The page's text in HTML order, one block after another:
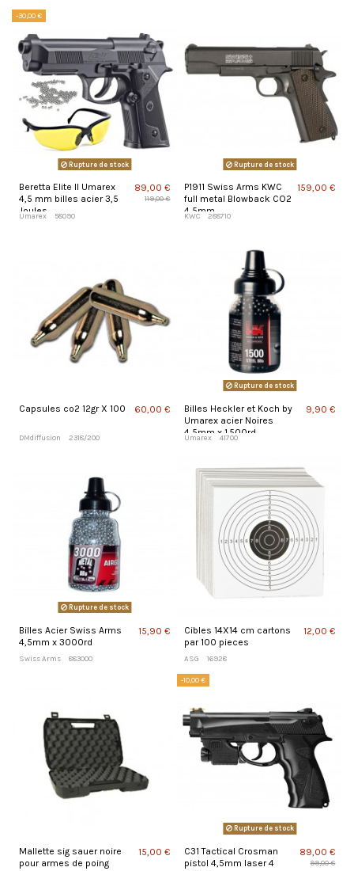
-30,00 €
Rupture de stock
Beretta Elite II Umarex
4,5 mm billes acier 3,5
Joules
Umarex 58090
89,00 €
119,00 €
Rupture de stock
P1911 Swiss Arms KWC
full metal Blowback CO2
4,5mm
KWC 288710
159,00 €
Capsules co2 12gr X 100
DMdiffusion 2318/200
60,00 €
Rupture de stock
Billes Heckler et Koch by
Umarex acier Noires
4,5mm x 1.500rd
Umarex 41700
9,90 €
Rupture de stock
Billes Acier Swiss Arms
4,5mm x 3000rd
Swiss Arms 883000
15,90 €
Cibles 14X14 cm cartons
par 100 pieces
ASG 16928
12,00 €
Mallette sig sauer noire
pour armes de poing
15,00 €
-10,00 €
Rupture de stock
C31 Tactical Crosman
pistol 4,5mm laser 4
89,00 €
99,00 €